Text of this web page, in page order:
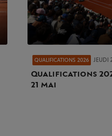
QUALIFICATIONS 2026
Qualifications
21 mai